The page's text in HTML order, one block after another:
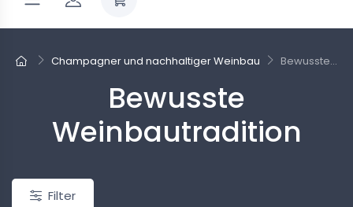
Champagner und nachhaltiger Weinbau Bewusste...
Bewusste
Weinbautradition
Neu
Filter